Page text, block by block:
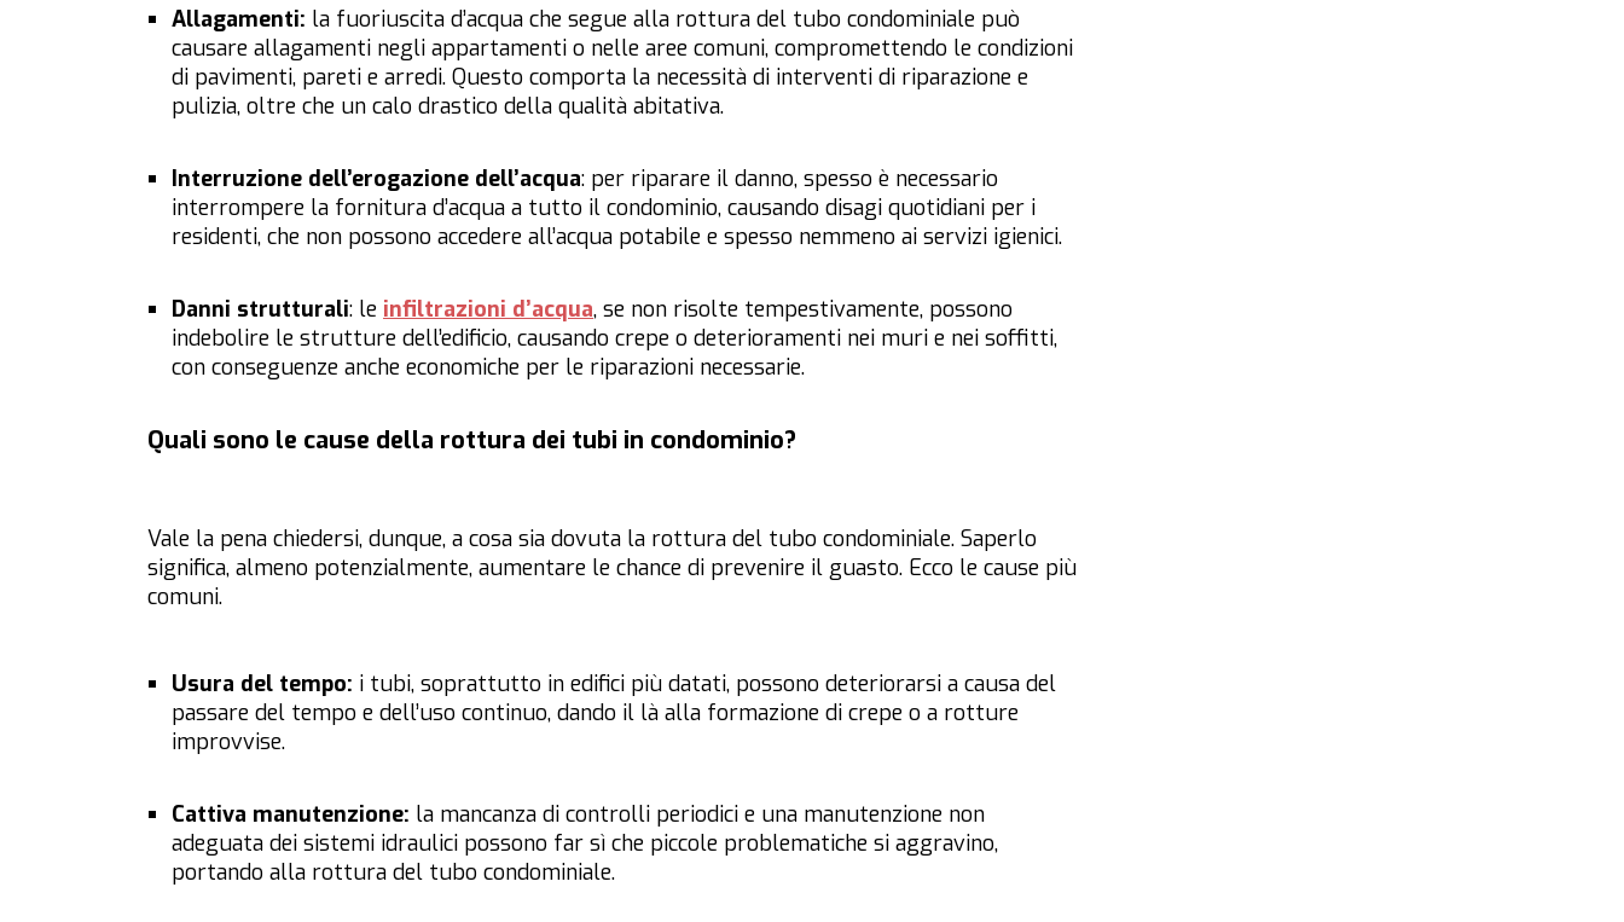
Allagamenti: la fuoriuscita d’acqua che segue alla rottura del tubo condominiale può
causare allagamenti negli appartamenti o nelle aree comuni, compromettendo le condizioni
di pavimenti, pareti e arredi. Questo comporta la necessità di interventi di riparazione e
pulizia, oltre che un calo drastico della qualità abitativa.
Interruzione dell’erogazione dell’acqua: per riparare il danno, spesso è necessario
interrompere la fornitura d’acqua a tutto il condominio, causando disagi quotidiani per i
residenti, che non possono accedere all’acqua potabile e spesso nemmeno ai servizi igienici.
Danni strutturali: le infiltrazioni d’acqua, se non risolte tempestivamente, possono
indebolire le strutture dell’edificio, causando crepe o deterioramenti nei muri e nei soffitti,
con conseguenze anche economiche per le riparazioni necessarie.
Quali sono le cause della rottura dei tubi in condominio?
Vale la pena chiedersi, dunque, a cosa sia dovuta la rottura del tubo condominiale. Saperlo
significa, almeno potenzialmente, aumentare le chance di prevenire il guasto. Ecco le cause più
comuni.
Usura del tempo: i tubi, soprattutto in edifici più datati, possono deteriorarsi a causa del
passare del tempo e dell’uso continuo, dando il là alla formazione di crepe o a rotture
improvvise.
Cattiva manutenzione: la mancanza di controlli periodici e una manutenzione non
adeguata dei sistemi idraulici possono far sì che piccole problematiche si aggravino,
portando alla rottura del tubo condominiale.